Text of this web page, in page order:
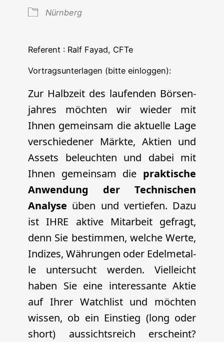
Nürn­berg
Refe­rent : Ralf Fayad, CFTe
Vor­trags­un­ter­la­gen (bit­te einloggen):
Zur Halb­zeit des lau­fen­den Bör­sen­
jah­res möch­ten wir wie­der mit
Ihnen gemein­sam die aktu­el­le Lage
ver­schie­de­ner Märk­te, Akti­en und
Assets beleuch­ten und dabei mit
Ihnen gemein­sam die prak­ti­sche
Anwen­dung der Tech­ni­schen
Ana­ly­se üben und ver­tie­fen. Dazu
ist IHRE akti­ve Mit­ar­beit gefragt,
denn Sie bestim­men, wel­che Wer­te,
Indi­zes, Wäh­run­gen oder Edel­me­tal­
le unter­sucht wer­den. Viel­leicht
haben Sie eine inter­es­san­te Aktie
auf Ihrer Watch­list und möch­ten
wis­sen, ob ein Ein­stieg (long oder
short) aus­sichts­reich erscheint?